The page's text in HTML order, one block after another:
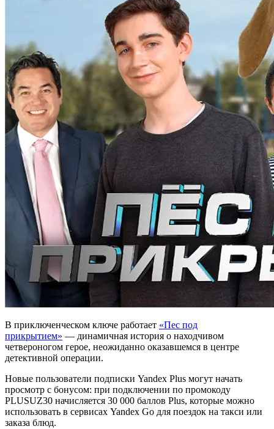
В приключенческом ключе работает «Пес под
прикрытием» — динамичная история о находчивом
четвероногом герое, неожиданно оказавшемся в центре
детективной операции.
Новые пользователи подписки Yandex Plus могут начать
просмотр с бонусом: при подключении по промокоду
PLUSUZ30 начисляется 30 000 баллов Plus, которые можно
использовать в сервисах Yandex Go для поездок на такси или
заказа блюд.